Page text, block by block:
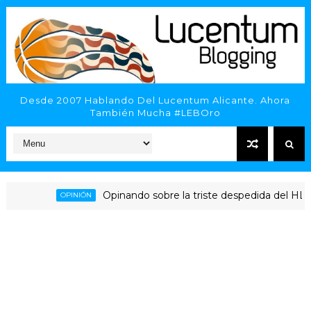
Desde 2007 Hablando Del Lucentum Alicante. Ahora
También Mucha #LEBOro
Opinando sobre la triste despedida del HLA